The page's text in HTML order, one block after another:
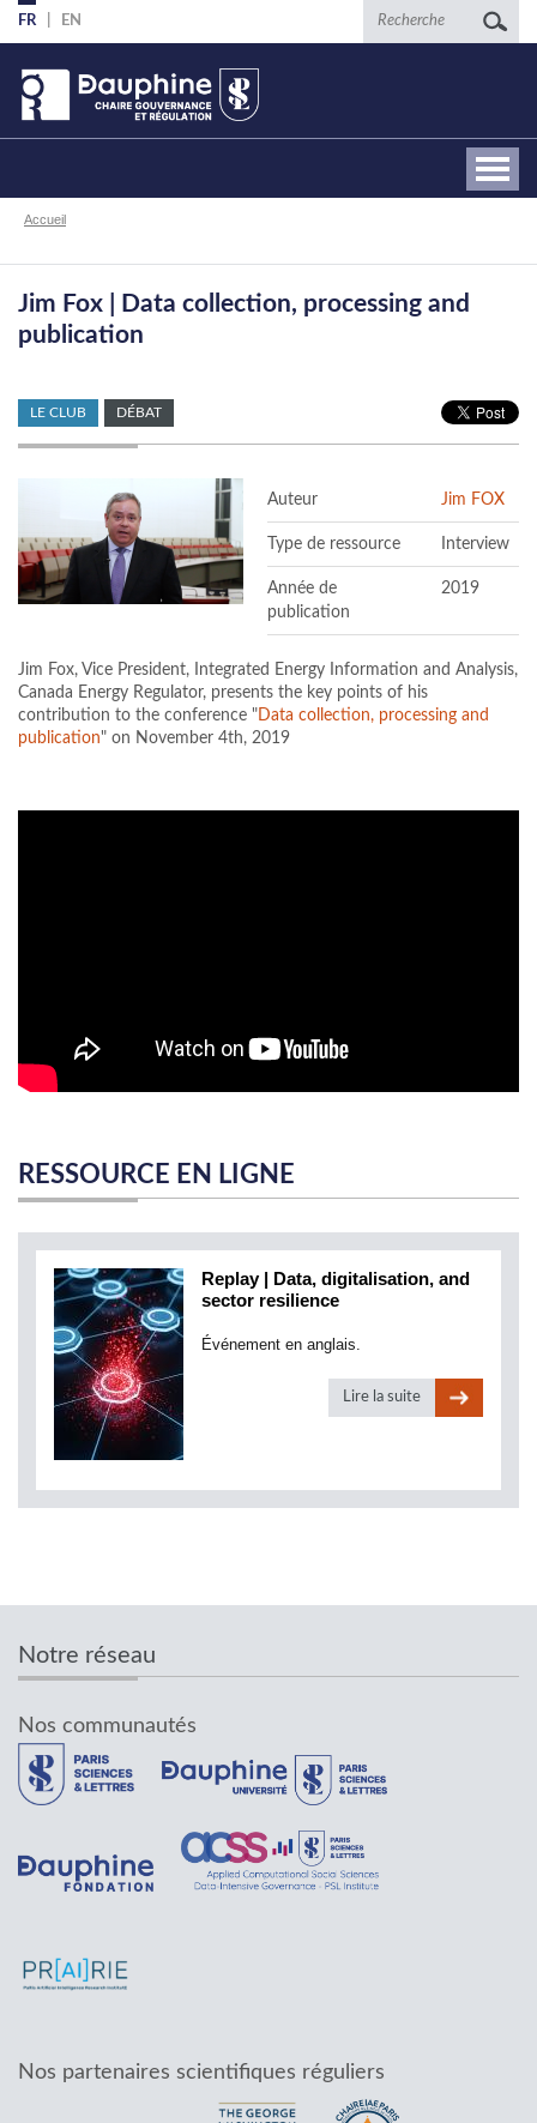
Aller
au
contenu
principal
FR EN Recherche
Fil
Accueil
Jim Fox | Data collection, processing and
publication
LE CLUB DÉBAT
Auteur Jim FOX
Type de ressource Interview
Année de
publication
2019
Jim Fox, Vice President, Integrated Energy Information and Analysis,
Canada Energy Regulator, presents the key points of his
contribution to the conference "Data collection, processing and
publication" on November 4th, 2019
RESSOURCE EN LIGNE
Replay | Data, digitalisation, and
sector resilience
Événement en anglais.
Lire la suite
Notre réseau
Nos communautés
Nos partenaires scientifiques réguliers